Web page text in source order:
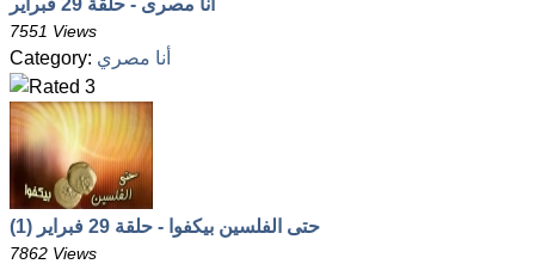
انا مصرى - حلقة 29 فبراير
7551 Views
Category: أنا مصري
حتى الفلسين بيكفوا - حلقة 29 فبراير (1)
7862 Views